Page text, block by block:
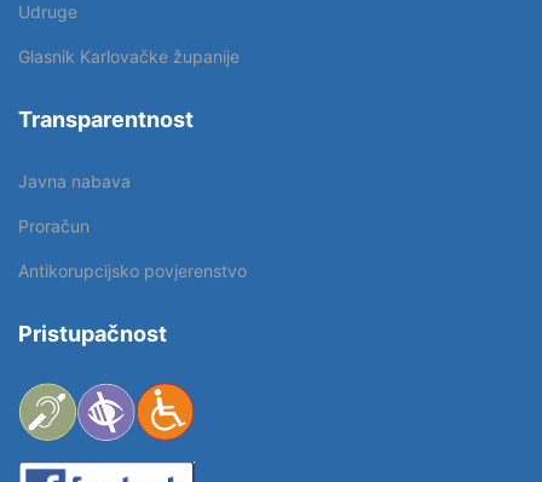
Udruge
Glasnik Karlovačke županije
Transparentnost
Javna nabava
Proračun
Antikorupcijsko povjerenstvo
Pristupačnost